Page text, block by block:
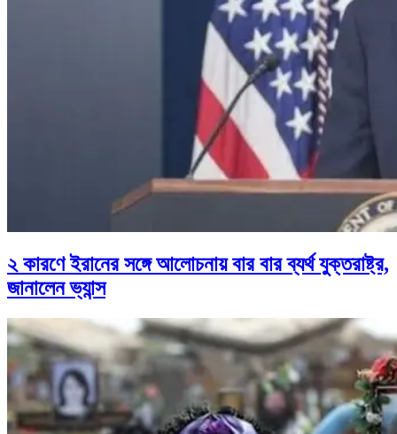
২ কারণে ইরানের সঙ্গে আলোচনায় বার বার ব্যর্থ যুক্তরাষ্ট্র,
জানালেন ভ্যান্স